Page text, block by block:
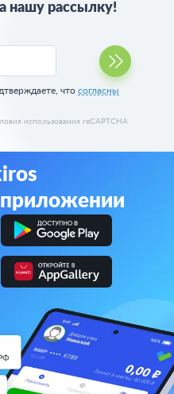
нашу рассылку!
что согласны
использования reCAPTCHA